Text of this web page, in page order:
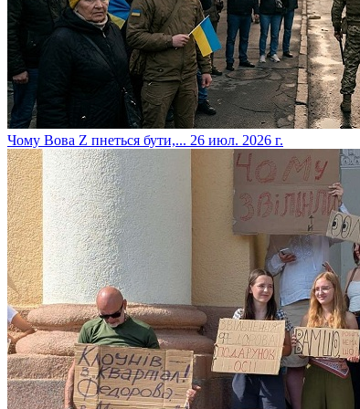
​Чому Вова Z пнеться бути,... 26 июл. 2026 г.